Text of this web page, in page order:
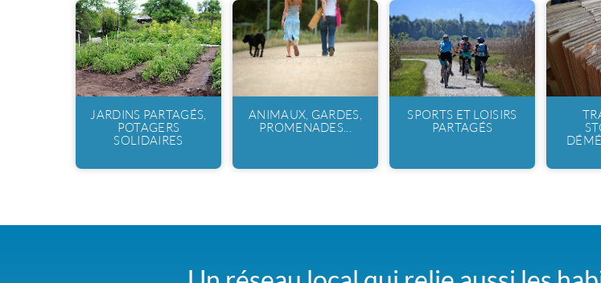
JARDINS PARTAGÉS,
POTAGERS
SOLIDAIRES
ANIMAUX, GARDES,
PROMENADES...
SPORTS ET LOISIRS
PARTAGÉS